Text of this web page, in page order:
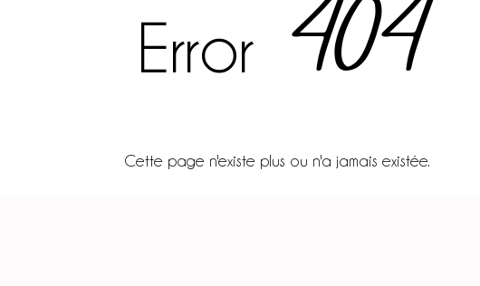
Error
Cette page n'existe plus ou n'a jamais existée.